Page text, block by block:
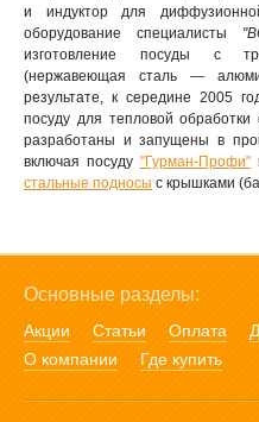
и индуктор для
оборудование специалисты
изготовление посуды с
(нержавеющая сталь —
результате, к середине 2005
посуду для тепловой
разработаны и запущены в
включая посуду "Гурман-Профи"
стальные подносы с крышками
Основные разделы:
Акции Статьи Оплата
О компании
Где купить